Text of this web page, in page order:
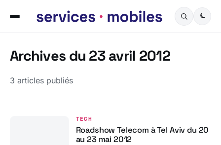
Archives du 23 avril 2012
3 articles publiés
TECH
Roadshow Telecom à Tel Aviv du 20
au 23 mai 2012